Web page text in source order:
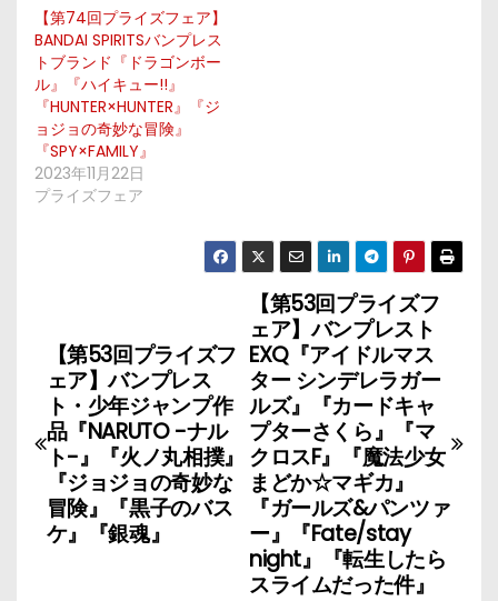
【第74回プライズフェア】
BANDAI SPIRITSバンプレス
トブランド『ドラゴンボー
ル』『ハイキュー!!』
『HUNTER×HUNTER』『ジ
ョジョの奇妙な冒険』
『SPY×FAMILY』
2023年11月22日
プライズフェア
稿
ナ
ビ
ゲ
ー
【第53回プライズフ
ェア】バンプレスト
EXQ『アイドルマス
ター シンデレラガー
ルズ』『カードキャ
プターさくら』『マ
クロスF』『魔法少女
まどか☆マギカ』
『ガールズ&パンツァ
ー』『Fate/stay
night』『転生したら
スライムだった件』
【第53回プライズフ
ェア】バンプレス
ト・少年ジャンプ作
品『NARUTO -ナル
ト-』『火ノ丸相撲』
『ジョジョの奇妙な
冒険』『黒子のバス
ケ』『銀魂』